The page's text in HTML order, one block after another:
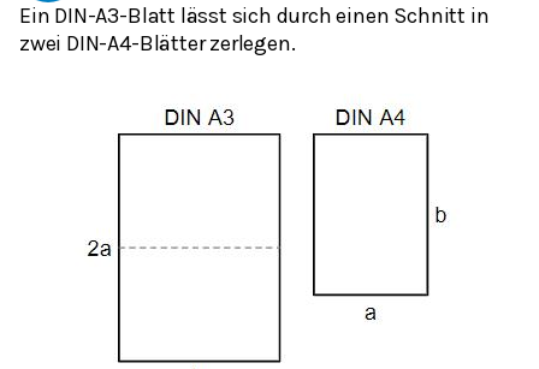
Ein DIN-A3-Blatt lässt sich durch einen Schnitt in
zwei DIN-A4-Blätter zerlegen.